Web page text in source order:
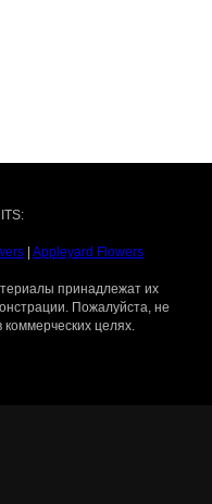
Appleyard Flowers
принадлежат их
Пожалуйста, не
целях.